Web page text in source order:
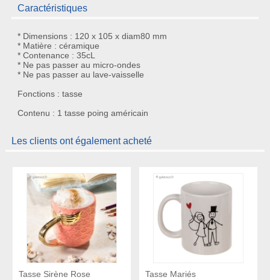
Caractéristiques
* Dimensions : 120 x 105 x diam80 mm
* Matière : céramique
* Contenance : 35cL
* Ne pas passer au micro-ondes
* Ne pas passer au lave-vaisselle
Fonctions : tasse
Contenu : 1 tasse poing américain
Les clients ont également acheté
Tasse Sirène Rose Tasse Mariés